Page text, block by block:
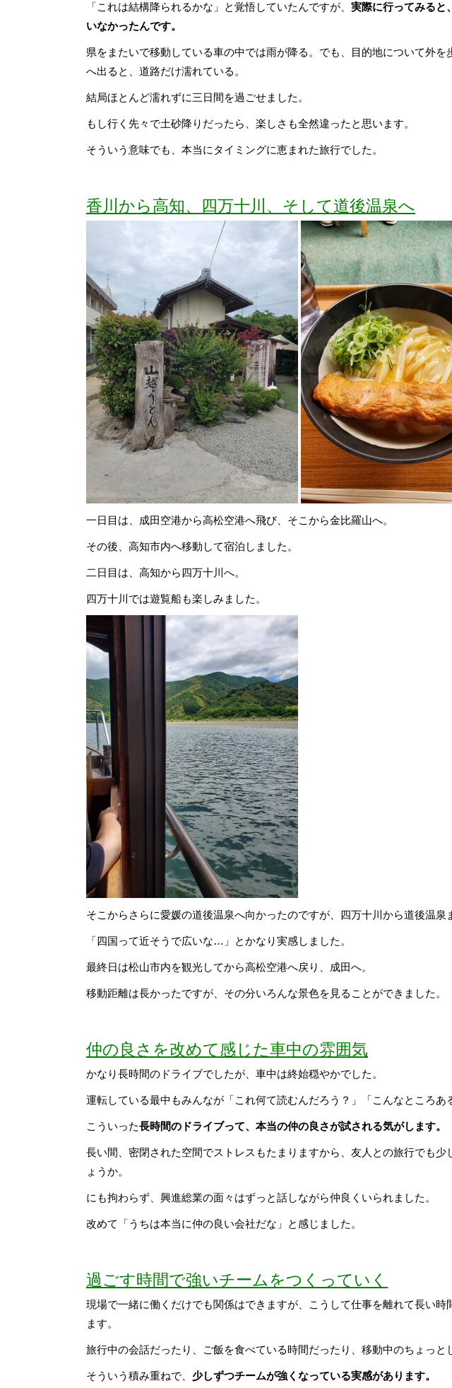
「これは結構降られるかな」と覚悟していたんですが、 実際に行ってみると
いなかったんです。
県をまたいで移動している車の中では雨が降る。でも、目的地について外
へ出ると、道路だけ濡れている。
結局ほとんど濡れずに三日間を過ごせました。
もし行く先々で土砂降りだったら、楽しさも全然違ったと思います。
そういう意味でも、本当にタイミングに恵まれた旅行でした。
香川から高知、四万十川、そして道後温泉へ
一日目は、成田空港から高松空港へ飛び、そこから金比羅山へ。
その後、高知市内へ移動して宿泊しました。
二日目は、高知から四万十川へ。
四万十川では遊覧船も楽しみました。
そこからさらに愛媛の道後温泉へ向かったのですが、四万十川から道後温泉
「四国って近そうで広いな…」とかなり実感しました。
最終日は松山市内を観光してから高松空港へ戻り、成田へ。
移動距離は長かったですが、その分いろんな景色を見ることができました。
仲の良さを改めて感じた車中の雰囲気
かなり長時間のドライブでしたが、車中は終始穏やかでした。
運転している最中もみんなが「これ何て読むんだろう？」「こんなところあ
こういった長時間のドライブって、本当の仲の良さが試される気がします。
長い間、密閉された空間でストレスもたまりますから、友人との旅行でも
ょうか。
にも拘わらず、興進総業の面々はずっと話しながら仲良くいられました。
改めて「うちは本当に仲の良い会社だな」と感じました。
過ごす時間で強いチームをつくっていく
現場で一緒に働くだけでも関係はできますが、こうして仕事を離れて長い
ます。
旅行中の会話だったり、ご飯を食べている時間だったり、移動中のちょっと
そういう積み重ねで、 少しずつチームが強くなっている実感があります。